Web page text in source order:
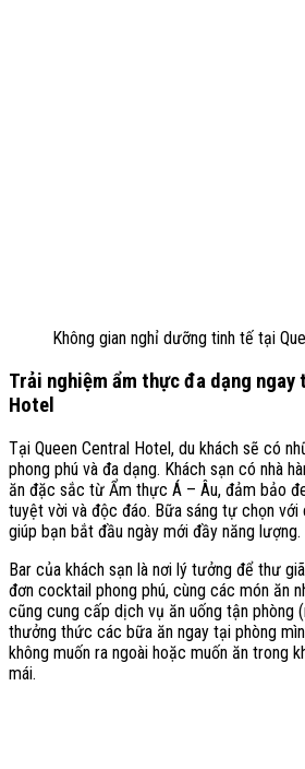
Không gian nghỉ dưỡng tinh tế tại
Trải nghiệm ẩm thực đa dạng ngay
Hotel
Tại Queen Central Hotel, du khách sẽ có
phong phú và đa dạng. Khách sạn có nhà
ăn đặc sắc từ Ẩm thực Á – Âu, đảm bảo
tuyệt vời và độc đáo. Bữa sáng tự chọn
giúp bạn bắt đầu ngày mới đầy năng lượng.
Bar của khách sạn là nơi lý tưởng để thư
đơn cocktail phong phú, cùng các món ăn
cũng cung cấp dịch vụ ăn uống tận phòng
thưởng thức các bữa ăn ngay tại phòng
không muốn ra ngoài hoặc muốn ăn trong
mái.